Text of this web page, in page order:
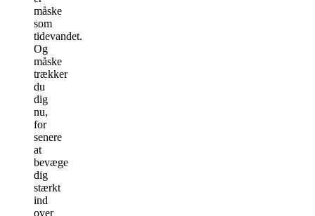
måske
som
tidevandet.
Og
måske
trækker
du
dig
nu,
for
senere
at
bevæge
dig
stærkt
ind
over